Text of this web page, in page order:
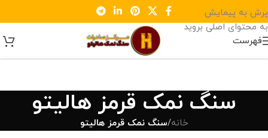
پرش به پیمایش
به محتوای اصلی بروید
فهرست
سنگ نمک قرمز هالیتو
خانه/سنگ نمک قرمز هالیتو